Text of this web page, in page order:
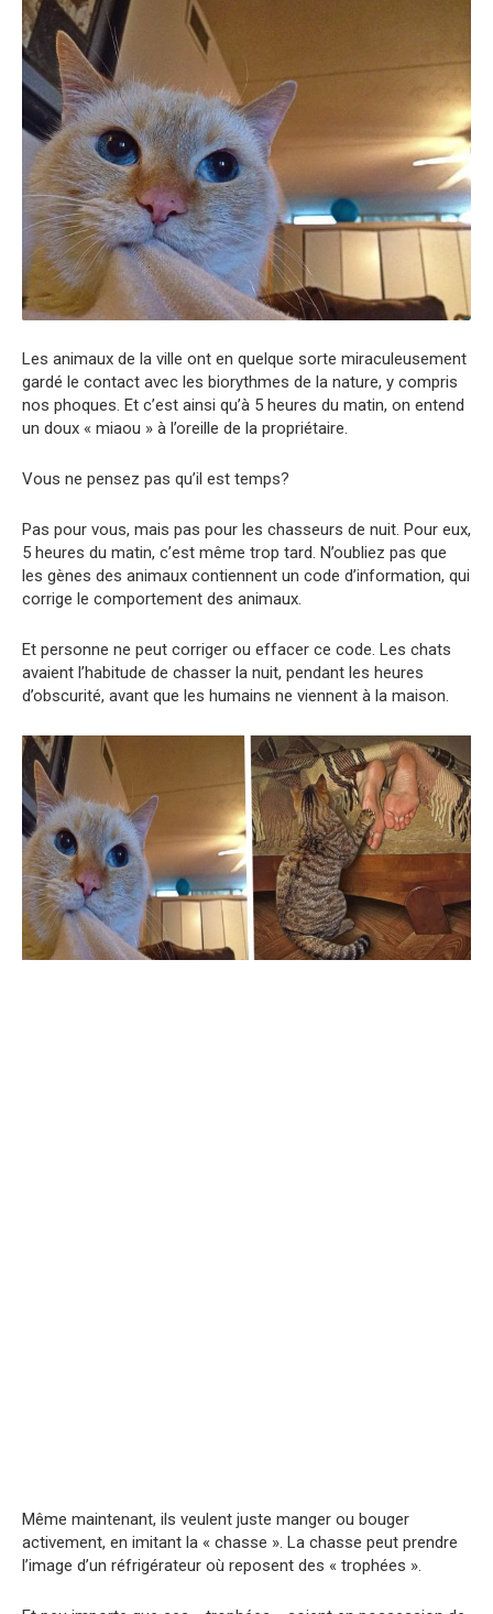
Les animaux de la ville ont en quelque sorte miraculeusement
gardé le contact avec les biorythmes de la nature, y compris
nos phoques. Et c’est ainsi qu’à 5 heures du matin, on entend
un doux « miaou » à l’oreille de la propriétaire.
Vous ne pensez pas qu’il est temps?
Pas pour vous, mais pas pour les chasseurs de nuit. Pour eux,
5 heures du matin, c’est même trop tard. N’oubliez pas que
les gènes des animaux contiennent un code d’information, qui
corrige le comportement des animaux.
Et personne ne peut corriger ou effacer ce code. Les chats
avaient l’habitude de chasser la nuit, pendant les heures
d’obscurité, avant que les humains ne viennent à la maison.
Même maintenant, ils veulent juste manger ou bouger
activement, en imitant la « chasse ». La chasse peut prendre
l’image d’un réfrigérateur où reposent des « trophées ».